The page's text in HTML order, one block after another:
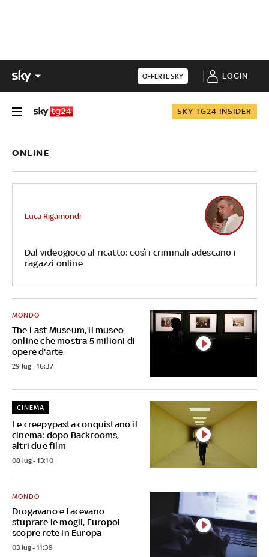
OFFERTE SKY LOGIN
SKY TG24 INSIDER
ONLINE
Dal videogioco al ricatto: così i criminali adescano i
ragazzi online
Luca Rigamondi
The Last Museum, il museo
online che mostra 5 milioni di
opere d'arte
MONDO
29 lug - 16:37
Le creepypasta conquistano il
cinema: dopo Backrooms,
altri due film
CINEMA
08 lug - 13:10
Drogavano e facevano
stuprare le mogli, Europol
scopre rete in Europa
MONDO
03 lug - 11:39